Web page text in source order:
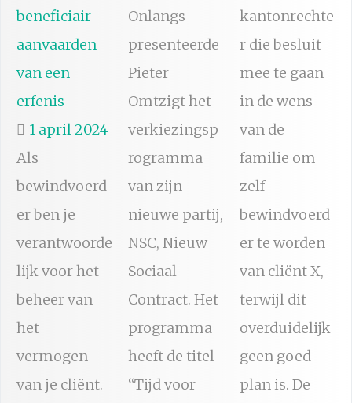
beneficiair
aanvaarden
van een
erfenis
1 april 2024
Als
bewindvoerd
er ben je
verantwoorde
lijk voor het
beheer van
het
vermogen
van je cliënt.
Onlangs
presenteerde
Pieter
Omtzigt het
verkiezingsp
rogramma
van zijn
nieuwe partij,
NSC, Nieuw
Sociaal
Contract. Het
programma
heeft de titel
“Tijd voor
kantonrechte
r die besluit
mee te gaan
in de wens
van de
familie om
zelf
bewindvoerd
er te worden
van cliënt X,
terwijl dit
overduidelijk
geen goed
plan is. De